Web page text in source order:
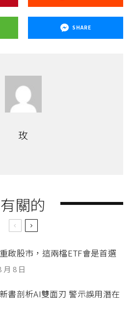
SHARE
玫
有關的
啟股市，這兩檔ETF會是首選
月 8 日
書剖析AI雙面刃 警示誤用潛在